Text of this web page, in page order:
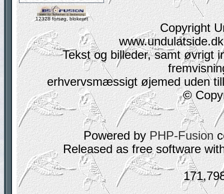
12328 forsøg, blokeret
Copyright
Tekst og billeder, samt øvrigt
erhvervsmæssigt øjemed uden
©
Powered byPHP-Fusion
Released as free software